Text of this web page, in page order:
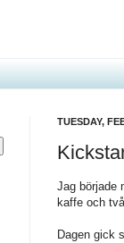
TUESDAY,
Jag började
kaffe och
Dagen gick